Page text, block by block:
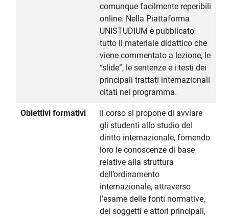
comunque facilmente reperibili
online. Nella Piattaforma
UNISTUDIUM è pubblicato
tutto il materiale didattico che
viene commentato a lezione, le
“slide”, le sentenze e i testi dei
principali trattati internazionali
citati nel programma.
Obiettivi formativi
Il corso si propone di avviare
gli studenti allo studio del
diritto internazionale, fornendo
loro le conoscenze di base
relative alla struttura
dell’ordinamento
internazionale, attraverso
l’esame delle fonti normative,
dei soggetti e attori principali,